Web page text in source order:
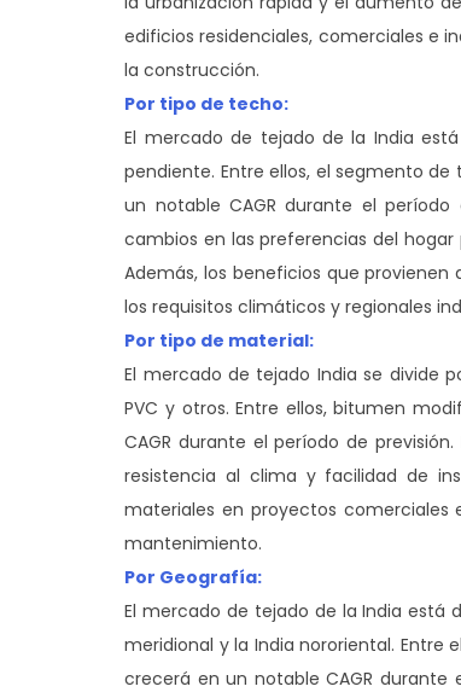
edificios residenciales, comerciales e
la construcción.
Por tipo de techo:
El mercado de tejado de la India
pendiente. Entre ellos, el segmento
un notable CAGR durante el
cambios en las preferencias del
Además, los beneficios que
los requisitos climáticos y regionales
Por tipo de material:
El mercado de tejado India se divide
PVC y otros. Entre ellos, bitumen
CAGR durante el período de
resistencia al clima y facilidad de
materiales en proyectos comerciales
mantenimiento.
Por Geografía:
El mercado de tejado de la India está
meridional y la India nororiental. Entre
crecerá en un notable CAGR